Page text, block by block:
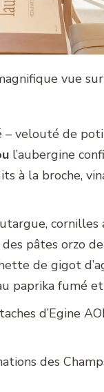
vue
velouté de
l’aubergine
à la broche,
pâtes orzo
de gigot
paprika fumé
d’Egine
des